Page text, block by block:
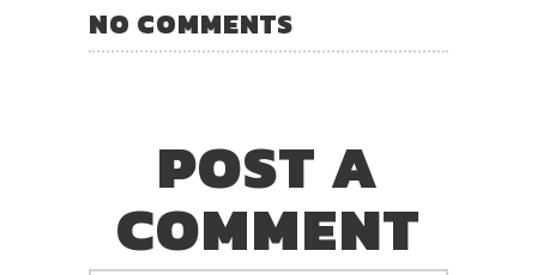
NO COMMENTS
POST A
COMMENT